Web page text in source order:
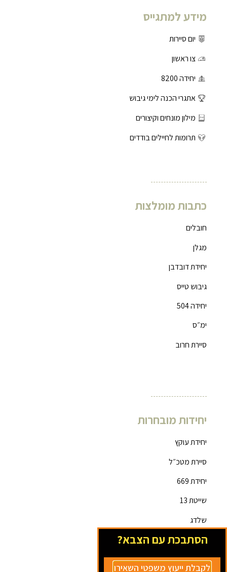
מידע למתגייס
יום סיירות
צו ראשון
יחידה 8200
אתגרי הכנה לימי גיבוש
מילון מונחים וקיצורים
תרומות לחיילים בודדים
כתבות מומלצות
חובלים
מגלן
יחידת דובדבן
גיבוש טייס
יחידה 504
ימ״ס
סיירת חרוב
יחידות מובחרות
יחידת עוקץ
סיירת מטכ״ל
יחידת 669
שייטת 13
שלדג
סיירת גולני
הסתבכת עם הצבא?
לקבלת ייעוץ משפטי השאירו